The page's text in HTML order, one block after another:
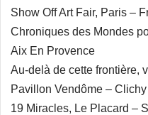
Show Off Art Fair, Paris –
Chroniques des Mondes
Aix En Provence
Au-delà de cette frontière,
Pavillon Vendôme –
19 Miracles, Le Placard –